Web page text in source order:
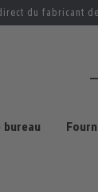
du fabricant
bureau